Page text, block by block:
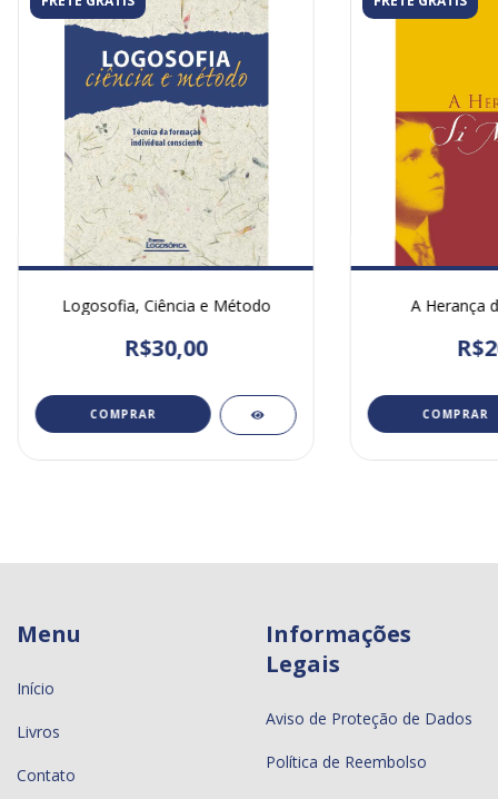
Logosofia, Ciência e Método
R$30,00
A Herança
Menu
Início
Livros
Contato
Informações
Legais
Aviso de Proteção de Dados
Política de Reembolso